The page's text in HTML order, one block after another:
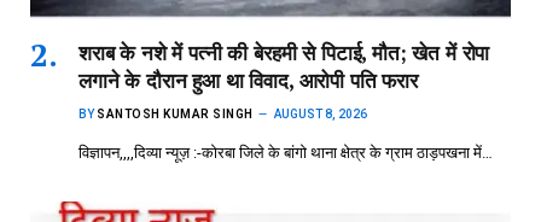
शराब के नशे में पत्नी की बेरहमी से पिटाई, मौत; खेत में रोपा
लगाने के दौरान हुआ था विवाद, आरोपी पति फरार
BY SANTOSH KUMAR SINGH AUGUST 8, 2026
विज्ञापन,,,,दिव्या न्यूज़ :-कोरबा जिले के बांगो थाना क्षेत्र के ग्राम ठाड़पखना में…